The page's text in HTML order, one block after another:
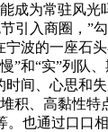
成为常驻风
引入商圈，
波的一座石
”和“实”列队
间、心思和
积、高黏性
也通过口口